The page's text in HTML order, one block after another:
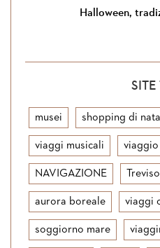
Halloween,
SITE
musei shopping di
viaggi musicali
NAVIGAZIONE Treviso
aurora boreale viaggi
soggiorno mare